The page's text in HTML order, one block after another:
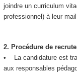
joindre un curriculum
professionnel) à leur
2. Procédure de
• La candidature est
aux responsables